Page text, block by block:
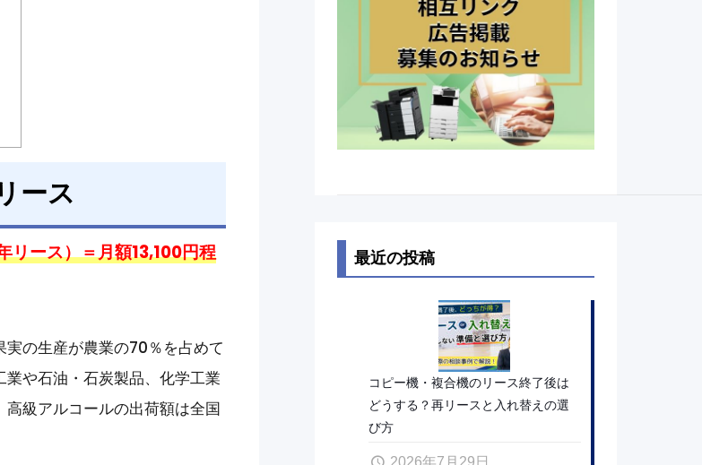
ース
リース）＝月額13,100円程
の生産が農業の70％を占めて
や石油・石炭製品、化学工業
級アルコールの出荷額は全国
最近の投稿
コピー機・複合機のリース終了後は
どうする？再リースと入れ替えの選
び方
2026年7月29日